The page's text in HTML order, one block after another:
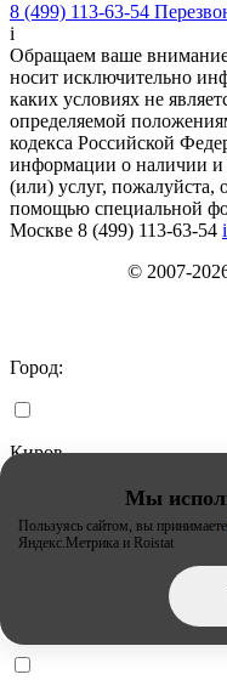
Мы
Пользуясь сайтом, вы принимаете
Яндекс.Метрика и Roistat
8 (499) 113-63-54
i
Обращаем ваше
носит исключительно
каких условиях не
определяемой
кодекса Российской
информации о наличии и
(или) услуг, пожалуйста,
помощью специальной
Москве 8 (499) 113-63-54
© 2007-
Город:
Киров
Липецк